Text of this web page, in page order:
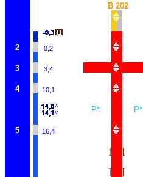
B 202
2 0,2
3 3,4
4 10,1
P* P*
5 16,4
] [
] [